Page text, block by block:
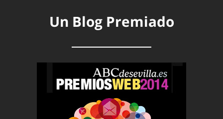
Un Blog Premiado